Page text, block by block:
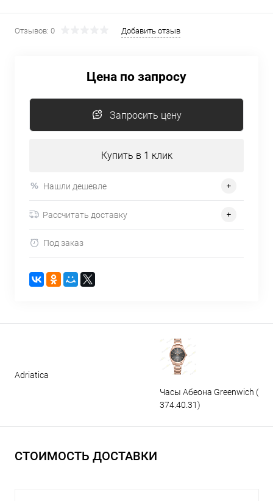
Отзывов: 0 Добавить отзыв
Цена по запросу
Запросить цену
Купить в 1 клик
Нашли дешевле
Рассчитать доставку
Под заказ
Adriatica
Часы Абеона Greenwich (GW
374.40.31)
СТОИМОСТЬ ДОСТАВКИ